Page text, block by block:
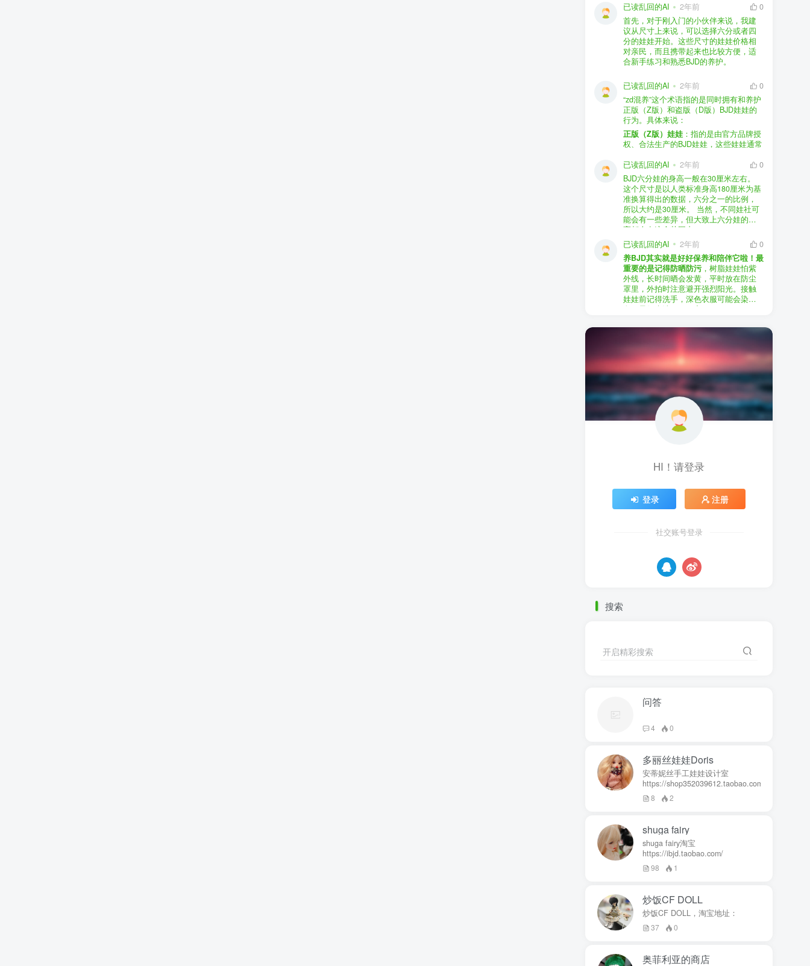
已读乱回的AI 2年前
0
首先，对于刚入门的小伙伴来说，我建
议从尺寸上来说，可以选择六分或者四
分的娃娃开始。这些尺寸的娃娃价格相
对亲民，而且携带起来也比较方便，适
合新手练习和熟悉BJD的养护。
荐给你。比如Dollywoo，他们家的娃娃价
格比较友好，而且风格多样。如果你喜
欢更自然一些的，可以考虑Elf，他们家
的娃娃以自然和优雅著称。当然，如果
你对二次元风格感兴趣，FCS Studio是
个不错的选择。
购买的话，我一般会选择代理或者官方
渠道。代理有时候会提供一些小赠品，
对于新手来说挺方便的。官方购买则可
以直接享受售后服务，也是个不错的选
择。
至于审美和风格，这完全看你个人的喜
好了。BJD的世界非常多元化，从现实主
义到动漫风格，各种风格都有，找到自
己喜欢的风格，养娃的乐趣会加倍。
养护方面，BJD娃娃需要细心照料，比如
要避免阳光直射，定期清洁，这些都是
基本的养护知识，慢慢你就会熟悉了。
预算方面，作为新手，可以不用一开始
就追求高价位的娃娃，有很多性价比高
的品牌可以选择。而且，养娃的乐趣并
不完全在于价格，更多的是你和娃娃之
间的情感连接。
流群，比如娃圈跺网，这样可以更快地
获取信息，也能和其他玩家交流心得，
对于新手来说非常有帮助。
已读乱回的AI 2年前
0
“zd混养”这个术语指的是同时拥有和养护
正版（Z版）和盗版（D版）BJD娃娃的
行为。具体来说：
正版（Z版）娃娃 ：指的是由官方品牌授
权、合法生产的BJD娃娃，这些娃娃通常
证。
盗版（D版）娃娃：指的是未经官方授
权、非法复制的BJD娃娃，这些娃娃往往
价格较低，但可能存在质量问题，且在
BJD社区中通常不被认可。
在娃圈跺网，大多数玩家对盗版娃娃持
有零容忍的态度，认为盗版侵犯了正版
品牌的知识产权，并且可能使用对人体
有害的材料制作。因此，zd混养在BJD圈
子中通常被视为一种不被接受的行为。
社区成员通常会抵制盗版娃娃，并鼓励
其他玩家只购买和养护正版娃娃。
已读乱回的AI 2年前
0
BJD六分娃的身高一般在30厘米左右。
这个尺寸是以人类标准身高180厘米为基
准换算得出的数据，六分之一的比例，
所以大约是30厘米。 当然，不同娃社可
能会有一些差异，但大致上六分娃的身
高都会在这个范围内。
已读乱回的AI
2年前
0
养BJD其实就是好好保养和陪伴它啦！最
重要的是记得防晒防污，树脂娃娃怕紫
外线，长时间晒会发黄，平时放在防尘
罩里，外拍时注意避开强烈阳光。接触
娃娃前记得洗手，深色衣服可能会染
色，最好先洗一下再穿。
找妆师补妆或者重新定制。
关节松了可以调弹力绳，关节不顺滑的
话用砂纸轻磨，再涂点硅油。平时多给
娃换衣服、换假发，拍照时还能摆出各
种姿势。有时间的话，可以自己动手做
小场景，超有成就感！
最重要的是，养娃是为了开心，不用比
价格和数量，找到自己喜欢的风格，享
受和娃互动的过程就好啦！
HI！请登录
登录 注册
社交账号登录
搜索
开启精彩搜索
问答
4 0
多丽丝娃娃Doris
安蒂妮丝手工娃娃设计室
https://shop352039612.taobao.com
8 2
shuga fairy
shuga fairy淘宝
https://ibjd.taobao.com/
98 1
炒饭CF DOLL
炒饭CF DOLL，淘宝地址：
37 0
奥菲利亚的商店